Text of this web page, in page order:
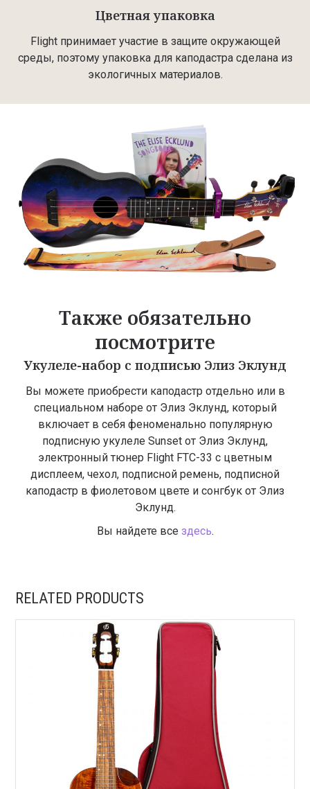
Цветная упаковка
Flight принимает участие в защите окружающей
среды, поэтому упаковка для каподастра сделана из
экологичных материалов.
Также обязательно
посмотрите
Укулеле-набор с подписью Элиз Эклунд
Вы можете приобрести каподастр отдельно или в
специальном наборе от Элиз Эклунд, который
включает в себя феноменально популярную
подписную укулеле Sunset от Элиз Эклунд,
электронный тюнер Flight FTC-33 с цветным
дисплеем, чехол, подписной ремень, подписной
каподастр в фиолетовом цвете и сонгбук от Элиз
Эклунд.
Вы найдете все здесь.
RELATED PRODUCTS